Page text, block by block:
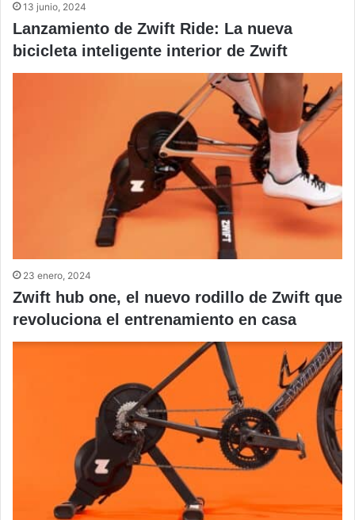
13 junio, 2024
Lanzamiento de Zwift Ride: La nueva
bicicleta inteligente interior de Zwift
23 enero, 2024
Zwift hub one, el nuevo rodillo de Zwift que
revoluciona el entrenamiento en casa